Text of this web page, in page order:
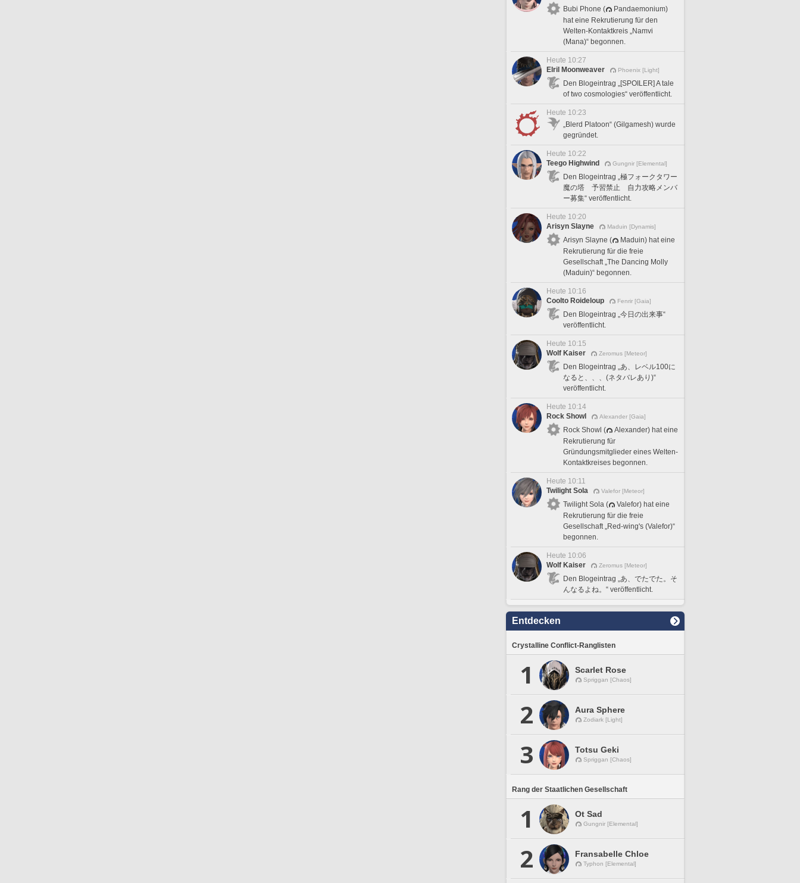
Bubi Phone (
Pandaemonium)
hat eine Rekrutierung für den
Welten-Kontaktkreis „Namvi
(Mana)“ begonnen.
Heute 10:27
Elril Moonweaver
Phoenix [Light]
Den Blogeintrag „[SPOILER] A tale
of two cosmologies“ veröffentlicht.
Heute 10:23
„Blerd Platoon“ (Gilgamesh) wurde
gegründet.
Heute 10:22
Teego Highwind
Gungnir [Elemental]
Den Blogeintrag „極フォークタワー
魔の塔 予習禁止 自力攻略メンバ
ー募集“ veröffentlicht.
Heute 10:20
Arisyn Slayne
Maduin [Dynamis]
Arisyn Slayne (
Maduin) hat eine
Rekrutierung für die freie
Gesellschaft „The Dancing Molly
(Maduin)“ begonnen.
Heute 10:16
Coolto Roideloup
Fenrir [Gaia]
Den Blogeintrag „今日の出来事“
veröffentlicht.
Heute 10:15
Wolf Kaiser
Zeromus [Meteor]
Den Blogeintrag „あ、レベル100に
なると、、、(ネタバレあり)“
veröffentlicht.
Heute 10:14
Rock Showl
Alexander [Gaia]
Rock Showl (
Alexander) hat eine
Rekrutierung für
Gründungsmitglieder eines Welten-
Kontaktkreises begonnen.
Heute 10:11
Twilight Sola
Valefor [Meteor]
Twilight Sola (
Valefor) hat eine
Rekrutierung für die freie
Gesellschaft „Red-wing's (Valefor)“
begonnen.
Heute 10:06
Wolf Kaiser
Zeromus [Meteor]
Den Blogeintrag „あ、でたでた。そ
んなるよね。“ veröffentlicht.
Entdecken
Crystalline Conflict-Ranglisten
1 Scarlet Rose
Spriggan [Chaos]
2 Aura Sphere
Zodiark [Light]
3 Totsu Geki
Spriggan [Chaos]
Rang der Staatlichen Gesellschaft
1 Ot Sad
Gungnir [Elemental]
2 Fransabelle Chloe
Typhon [Elemental]